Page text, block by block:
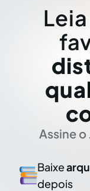
Assine o
Baixe
depois